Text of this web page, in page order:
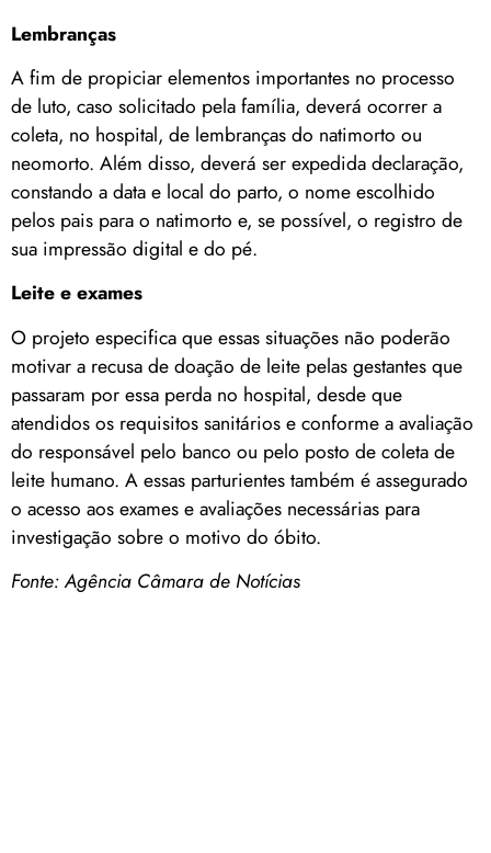
Lembranças
A fim de propiciar elementos importantes no processo
de luto, caso solicitado pela família, deverá ocorrer a
coleta, no hospital, de lembranças do natimorto ou
neomorto. Além disso, deverá ser expedida declaração,
constando a data e local do parto, o nome escolhido
pelos pais para o natimorto e, se possível, o registro de
sua impressão digital e do pé.
Leite e exames
O projeto especifica que essas situações não poderão
motivar a recusa de doação de leite pelas gestantes que
passaram por essa perda no hospital, desde que
atendidos os requisitos sanitários e conforme a avaliação
do responsável pelo banco ou pelo posto de coleta de
leite humano. A essas parturientes também é assegurado
o acesso aos exames e avaliações necessárias para
investigação sobre o motivo do óbito.
Fonte: Agência Câmara de Notícias